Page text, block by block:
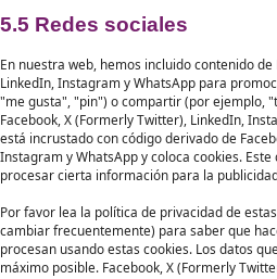
servir anuncios personalizados.
5.4 Cookies de
Las cookies de marketing/
almacenamiento local, usadas para
publicidad o para hacer el
Debido a que estas cookies están
pedimos su permiso para colocarlas.